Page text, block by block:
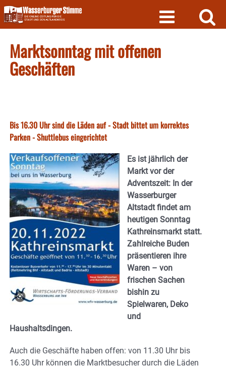
Skip
to
content
Marktsonntag mit offenen
Geschäften
Bis 16.30 Uhr sind die Läden auf - Stadt bittet um korrektes
Parken - Shuttlebus eingerichtet
Es ist jährlich der
Markt vor der
Adventszeit: In der
Wasserburger
Altstadt findet am
heutigen Sonntag
Kathreinsmarkt statt.
Zahlreiche Buden
präsentieren ihre
Waren – von
frischen Sachen
bishin zu
Spielwaren, Deko
und
Haushaltsdingen.
Auch die Geschäfte haben offen: von 11.30 Uhr bis
16.30 Uhr können die Marktbesucher durch die Läden